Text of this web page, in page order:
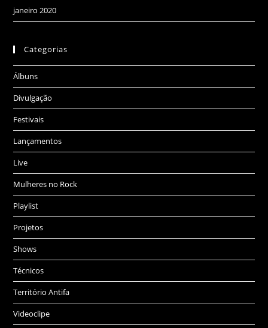
janeiro 2020
Categorias
Álbuns
Divulgação
Festivais
Lançamentos
Live
Mulheres no Rock
Playlist
Projetos
Shows
Técnicos
Território Antifa
Videoclipe